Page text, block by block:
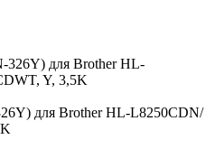
для Brother HL-L8250CDN/